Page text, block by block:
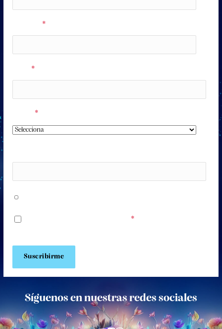
*
*
*
*
Síguenos en nuestras redes sociales